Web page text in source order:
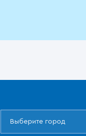
Выберите город